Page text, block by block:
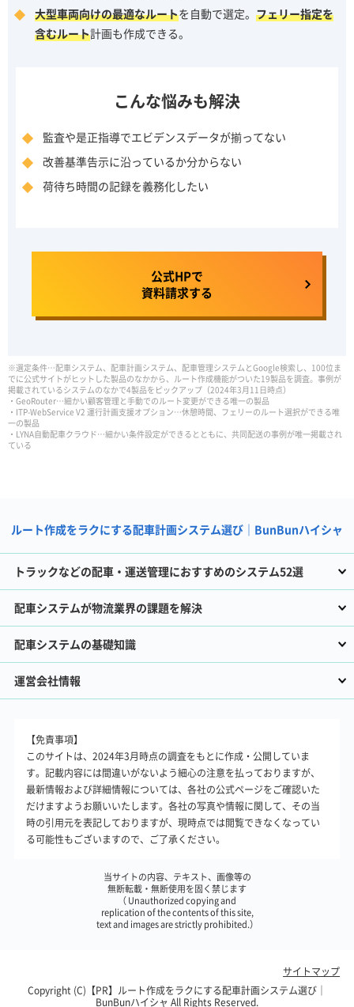
大型車両向けの最適なルートを自動で選定。 フェリー指定を
含むルート計画も作成できる。
こんな悩みも解決
監査や是正指導でエビデンスデータが揃ってない
改善基準告示に沿っているか分からない
荷待ち時間の記録を義務化したい
公式HPで
資料請求する
※選定条件…配車システム、配車計画システム、配車管理システムとGoogle検索し、100位ま
でに公式サイトがヒットした製品のなかから、ルート作成機能がついた19製品を調査。事例が
掲載されているシステムのなかで4製品をピックアップ（2024年3月11日時点）
・GeoRouter…細かい顧客管理と手動でのルート変更ができる唯一の製品
・ITP-WebService V2 運行計画支援オプション…休憩時間、フェリーのルート選択ができる唯
一の製品
・LYNA自動配車クラウド…細かい条件設定ができるとともに、共同配送の事例が唯一掲載され
ている
ルート作成をラクにする配車計画システム選び｜BunBunハイシャ
トラックなどの配車・運送管理におすすめのシステム52選
配車システムが物流業界の課題を解決
配車システムの基礎知識
運営会社情報
【免責事項】
このサイトは、2024年3月時点の調査をもとに作成・公開していま
す。記載内容には間違いがないよう細心の注意を払っておりますが、
最新情報および詳細情報については、各社の公式ページをご確認いた
だけますようお願いいたします。各社の写真や情報に関して、その当
時の引用元を表記しておりますが、現時点では閲覧できなくなってい
る可能性もございますので、ご了承ください。
当サイトの内容、テキスト、画像等の
無断転載・無断使用を固く禁じます
（ Unauthorized copying and
replication of the contents of this site,
text and images are strictly prohibited.）
サイトマップ
Copyright (C)【PR】 ルート作成をラクにする配車計画システム選び｜
BunBunハイシャ All Rights Reserved.